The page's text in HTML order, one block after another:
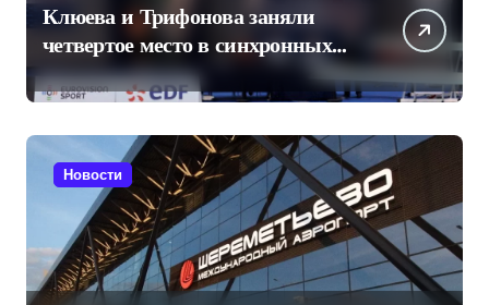
Клюева и Трифонова заняли
четвертое место в синхронных
прыжках в воду на чемпионате
Европы
Новости